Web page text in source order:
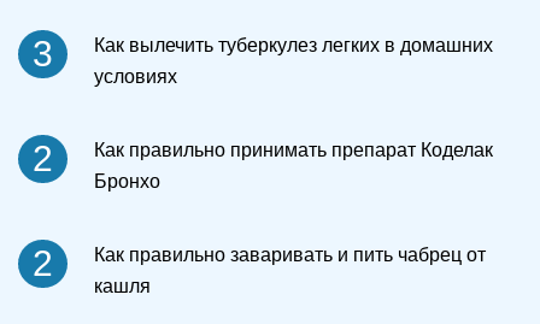
3
Как вылечить туберкулез легких в домашних
условиях
2
Как правильно принимать препарат Коделак
Бронхо
2
Как правильно заваривать и пить чабрец от
кашля